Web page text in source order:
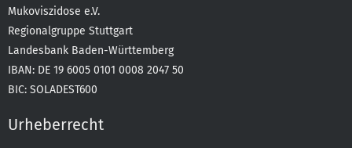
Mukoviszidose e.V.
Regionalgruppe Stuttgart
Landesbank Baden-Württemberg
IBAN: DE 19 6005 0101 0008 2047 50
BIC: SOLADEST600
Urheberrecht